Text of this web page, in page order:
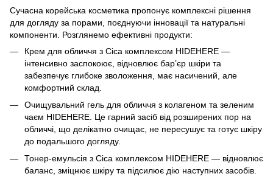
Сучасна корейська косметика пропонує комплексні рішення
для догляду за порами, поєднуючи інновації та натуральні
компоненти. Розглянемо ефективні продукти:
Крем для обличчя з Cica комплексом HIDEHERE —
інтенсивно заспокоює, відновлює бар’єр шкіри та
забезпечує глибоке зволоження, має насичений, але
комфортний склад.
Очищувальний гель для обличчя з колагеном та зеленим
чаєм HIDEHERE. Це гарний засіб від розширених пор на
обличчі, що делікатно очищає, не пересушує та готує шкіру
до подальшого догляду.
Тонер-емульсія з Cica комплексом HIDEHERE — відновлює
баланс, зміцнює шкіру та підсилює дію наступних засобів.